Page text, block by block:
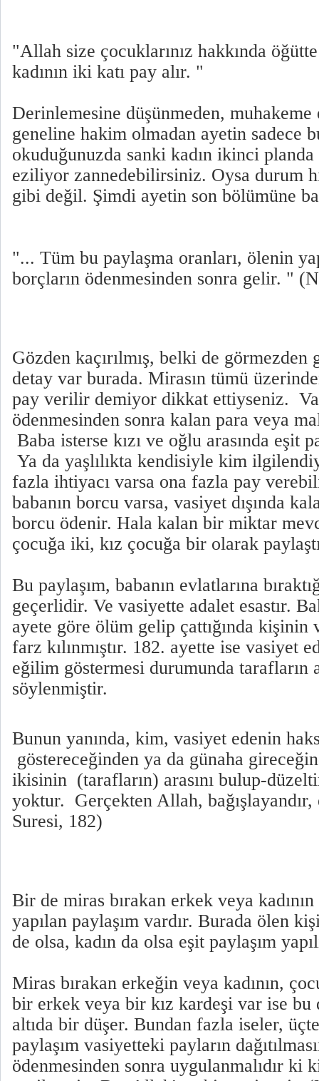
"Allah size çocuklarınız hakkında
kadının iki katı pay alır. "
Derinlemesine düşünmeden, muhakeme
geneline hakim olmadan ayetin sadece
okuduğunuzda sanki kadın ikinci
eziliyor zannedebilirsiniz. Oysa durum
gibi değil. Şimdi ayetin son bölümüne
"... Tüm bu paylaşma oranları, ölenin
borçların ödenmesinden sonra gelir. "
Gözden kaçırılmış, belki de
detay var burada. Mirasın tümü
pay verilir demiyor dikkat ettiyseniz.
ödenmesinden sonra kalan para veya
Baba isterse kızı ve oğlu arasında eşit
Ya da yaşlılıkta kendisiyle kim
fazla ihtiyacı varsa ona fazla pay
babanın borcu varsa, vasiyet dışında
borcu ödenir. Hala kalan bir miktar
çocuğa iki, kız çocuğa bir olarak
Bu paylaşım, babanın evlatlarına
geçerlidir. Ve vasiyette adalet esastır.
ayete göre ölüm gelip çattığında kişinin
farz kılınmıştır. 182. ayette ise vasiyet
eğilim göstermesi durumunda tarafların
söylenmiştir.
Bunun yanında, kim, vasiyet edenin
göstereceğinden ya da günaha
ikisinin (tarafların) arasını bulup-
yoktur. Gerçekten Allah,
Suresi, 182)
Bir de miras bırakan erkek veya
yapılan paylaşım vardır. Burada ölen
de olsa, kadın da olsa eşit paylaşım
Miras bırakan erkeğin veya kadının,
bir erkek veya bir kız kardeşi var ise bu
altıda bir düşer. Bundan fazla iseler,
paylaşım vasiyetteki payların
ödenmesinden sonra uygulanmalıdır ki